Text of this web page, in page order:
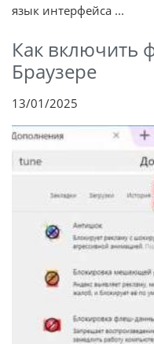
язык интерфейса ...
Как включить
Браузере
13/01/2025